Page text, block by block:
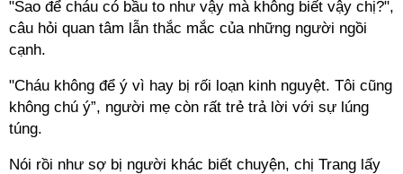
"Sao để cháu có bầu to như vậy mà không biết vậy chị?",
câu hỏi quan tâm lẫn thắc mắc của những người ngồi
cạnh.
"Cháu không để ý vì hay bị rối loạn kinh nguyệt. Tôi cũng
không chú ý”, người mẹ còn rất trẻ trả lời với sự lúng
túng.
Nói rồi như sợ bị người khác biết chuyện, chị Trang lấy